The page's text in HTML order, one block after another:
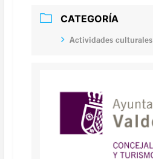
CATEGORÍA
Actividades culturales